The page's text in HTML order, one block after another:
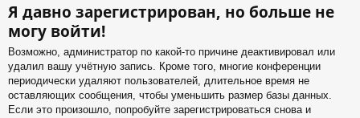
Я давно зарегистрирован, но больше не
могу войти!
Возможно, администратор по какой-то причине деактивировал или
удалил вашу учётную запись. Кроме того, многие конференции
периодически удаляют пользователей, длительное время не
оставляющих сообщения, чтобы уменьшить размер базы данных.
Если это произошло, попробуйте зарегистрироваться снова и